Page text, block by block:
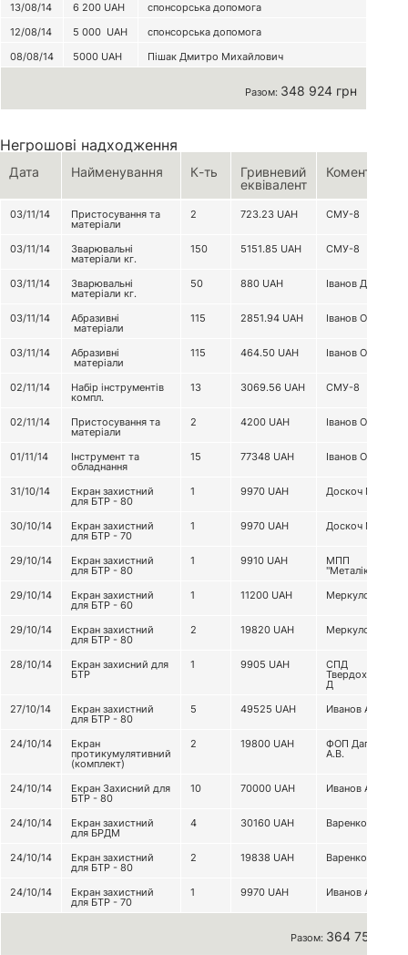
13/08/14 6 200 UAH
спонсорська допомога
12/08/14
5 000 UAH
спонсорська допомога
08/08/14
5000 UAH Пішак Дмитро Михайлович
Разом: 348 924 грн
Негрошові надходження
Дата Найменування К-ть
Гривневий
еквівалент
Коментар
03/11/14 Пристосування та
матеріали
2 723.23 UAH СМУ-8
03/11/14 Зварювальні
матеріали кг.
150 5151.85 UAH СМУ-8
03/11/14 Зварювальні
матеріали кг.
50 880 UAH Іванов Д.С
03/11/14 Абразивні
матеріали
115 2851.94 UAH Іванов О.С.
03/11/14 Абразивні
матеріали
115 464.50 UAH Іванов О.С.
02/11/14 Набір інструментів
компл.
13 3069.56 UAH СМУ-8
02/11/14 Пристосування та
матеріали
2 4200 UAH Іванов О.С.
01/11/14 Інструмент та
обладнання
15 77348 UAH Іванов О.С.
31/10/14 Екран захистний
для БТР - 80
1 9970 UAH Доскоч М.В
30/10/14 Екран захистний
для БТР - 70
1 9970 UAH Доскоч М.В
29/10/14 Екран захистний
для БТР - 80
1 9910 UAH МПП
"Металіка"
29/10/14
Екран захистний
для БТР - 60
1 11200 UAH Меркулов Д.Г.
29/10/14 Екран захистний
для БТР - 80
2 19820 UAH Меркулов Д.Г.
28/10/14 Екран захисний для
БТР
1 9905 UAH СПД
Твердохдлебов
Д
27/10/14
Екран захистний
для БТР - 80
5 49525 UAH Иванов А.С.
24/10/14 Екран
протикумулятивний
(комплект)
2 19800 UAH ФОП Дагабян
А.В.
24/10/14 Екран Захисний для
БТР - 80
10 70000 UAH Иванов А.С.
24/10/14 Екран захистний
для БРДМ
4 30160 UAH Варенко С.А.
24/10/14 Екран захистний
для БТР - 80
2 19838 UAH Варенко С.А.
24/10/14 Екран захистний
для БТР - 70
1 9970 UAH Иванов А.С.
Разом: 364 757 грн